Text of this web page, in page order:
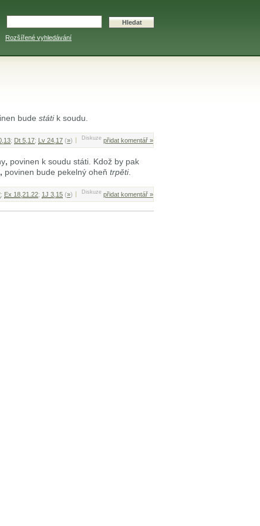
Rozšířené vyhledávání
bude státik soudu.
; Dt 5,17; Lv 24,17 (») Diskuze přidat komentář »
, povinen k soudu státi. Kdož by pak
, povinen bude pekelný oheň trpěti.
; Ex 18,21.22; 1J 3,15 (») Diskuze přidat komentář »